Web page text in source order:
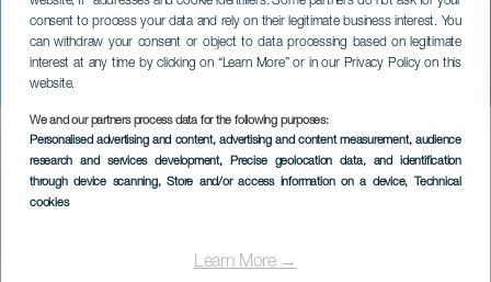
consent to process your data and rely on their legitimate business interest. You
can withdraw your consent or object to data processing based on legitimate
interest at any time by clicking on “Learn More” or in our Privacy Policy on this
website.
We and our partners process data for the following purposes:
Personalised advertising and content, advertising and content measurement, audience
research and services development, Precise geolocation data, and identification
through device scanning, Store and/or access information on a device, Technical
cookies
Learn More →
Festival Internacional de
Música de Cine de Tenerife
(FIMUCITÉ)
Imagen
Listado